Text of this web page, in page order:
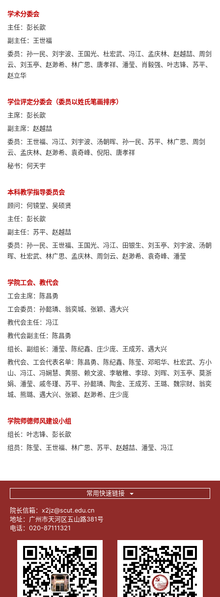
学术分委会
主任：彭长歆
副主任：王世福
委员：孙一民、刘宇波、王国光、杜宏武、冯江、孟庆林、赵越喆、周剑
云、刘玉亭、赵渺希、林广思、唐孝祥、潘莹、肖毅强、叶志锋、苏平、
赵立华
学位评定分委会（委员以姓氏笔画排序）
主席：彭长歆
副主席：赵越喆
委员：王世福、冯江、刘宇波、汤朝晖、孙一民、苏平、林广思、周剑
云、孟庆林、赵渺希、袁奇峰、倪阳、唐孝祥
秘书：何天宇
本科教学指导委员会
顾问：何镜堂、吴硕贤
主任：彭长歆
副主任：苏平、赵越喆
委员：孙一民、王世福、王国光、冯江、田银生、刘玉亭、刘宇波、汤朝
晖、杜宏武、林广思、孟庆林、周剑云、赵渺希、袁奇峰、潘莹
学院工会、教代会
工会主席：陈昌勇
工会委员：孙懿璘、翁奕城、张颖、遇大兴
教代会主任：冯江
教代会副主任：陈昌勇
组长、副组长：潘莹、陈纪鑫、庄少庞、王成芳、遇大兴
教代会、工会代表名单：陈昌勇、陈纪鑫、陈莹、邓昭华、杜宏武、方小
山、冯江、冯娴慧、黄丽、赖文波、李敏稚、李琼、刘晖、刘玉亭、莫浙
娟、潘莹、戚冬瑾、苏平、孙懿璘、陶金、王成芳、王璐、魏宗财、翁奕
城、熊璐、遇大兴、张颖、赵渺希、庄少庞
学院师德师风建设小组
组长：叶志锋、彭长歆
组员：陈莹、王世福、林广思、苏平、赵越喆、潘莹、冯江
常用快速链接
院长信箱：x2jz@scut.edu.cn
地址：广州市天河区五山路381号
电话：020-87111321